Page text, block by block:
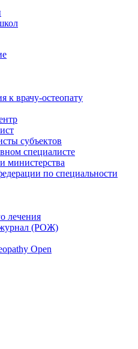
к врачу-остеопату
субъектов
специалисте
министерства
по специальности
лечения
журнал (РОЖ)
Open